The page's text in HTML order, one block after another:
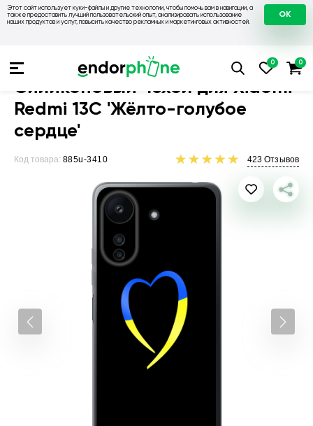
Этот сайт использует куки-файлы и другие технологии, чтобы помочь вам в навигации, а
также предоставить лучший пользовательский опыт, анализировать использование
наших продуктов и услуг, повысить качество рекламных и маркетинговых активностей.
OK
Чехлы на Xiaomi Чехол для Xiaomi
Силиконовый чехол для Xiaomi
Redmi 13C 'Жёлто-голубое
сердце'
Код товара: 885u-3410 423 Отзывов